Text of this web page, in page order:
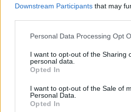
Downstream Participants that may
Personal Data Processing Opt
I want to opt-out of the Sharing
personal data.
Opted In
I want to opt-out of the Sale of
Personal Data.
Opted In
Responder
Publicado28 de Mayo del 2004
Valla pedazo foto , e tenido que coger
Me e tenido que comprar un monitor